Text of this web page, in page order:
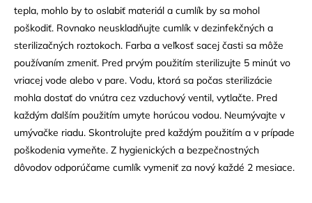
tepla, mohlo by to oslabiť materiál a cumlík by sa mohol
poškodiť. Rovnako neuskladňujte cumlík v dezinfekčných a
sterilizačných roztokoch. Farba a veľkosť sacej časti sa môže
používaním zmeniť. Pred prvým použitím sterilizujte 5 minút vo
vriacej vode alebo v pare. Vodu, ktorá sa počas sterilizácie
mohla dostať do vnútra cez vzduchový ventil, vytlačte. Pred
každým ďalším použitím umyte horúcou vodou. Neumývajte v
umývačke riadu. Skontrolujte pred každým použitím a v prípade
poškodenia vymeňte. Z hygienických a bezpečnostných
dôvodov odporúčame cumlík vymeniť za nový každé 2 mesiace.